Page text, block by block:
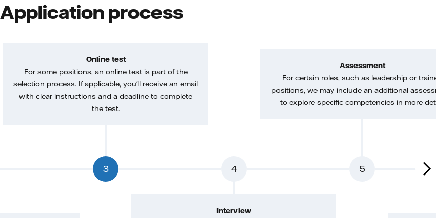
Application process
3
Online test
For some positions, an online test is part of the
selection process. If applicable, you'll receive an email
with clear instructions and a deadline to complete
the test.
4
Interview
5
Assessment
For certain roles, such as leadership or
positions, we may include an additional
to explore specific competencies in more